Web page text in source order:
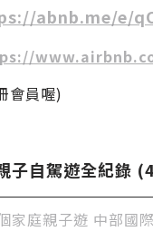
abnb.me/e/
會員喔)
子自駕遊全紀錄
家庭親子遊 中部國